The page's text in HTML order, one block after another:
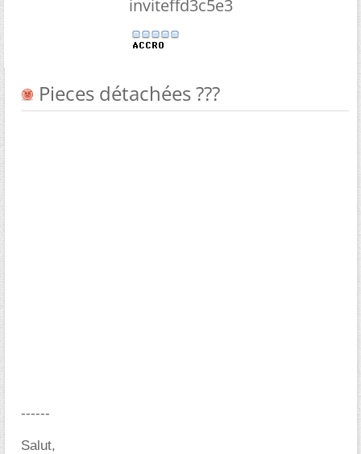
inviteffd3c5e3
Pieces détachées ???
------
Salut,